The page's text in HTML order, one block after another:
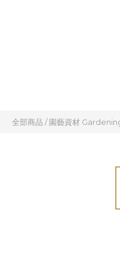
全部商品 /園藝資材